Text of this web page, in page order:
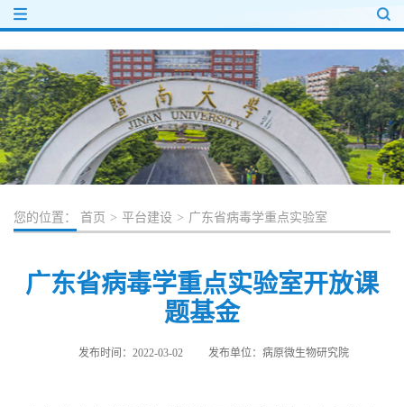
您的位置： 首页 > 平台建设 > 广东省病毒学重点实验室
广东省病毒学重点实验室开放课
题基金
发布时间：2022-03-02 发布单位：病原微生物研究院